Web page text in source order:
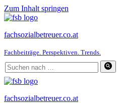
Zum Inhalt springen
fachsozialbetreuer.co.at
Fachbeiträge. Perspektiven. Trends.
Suchen
nach …
fachsozialbetreuer.co.at